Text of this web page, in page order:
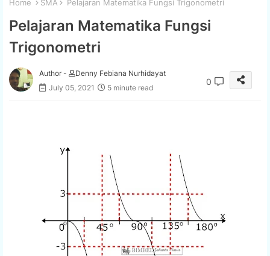
Home SMA Pelajaran Matematika Fungsi Trigonometri
Pelajaran Matematika Fungsi
Trigonometri
Author -
Denny Febiana Nurhidayat
July 05, 2021
5 minute read
0